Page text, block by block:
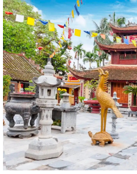
Đề nghị hỗ trợ giới thiệu nguồn
chiến binh phục vụ cuộc...
Quyết định về việc phê duyệt giá
thường, hỗ trợ, tái định cư...
Quyết định về việc thu hồi đất để
sở hạ tầng khu tái định cư tại...
Quyết định về việc thu hồi đất để
sở hạ tầng khu tái định cư tại...
Quyết định về việc thu hồi đất để